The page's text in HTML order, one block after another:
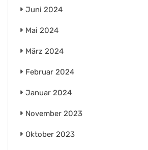
Juni 2024
Mai 2024
März 2024
Februar 2024
Januar 2024
November 2023
Oktober 2023